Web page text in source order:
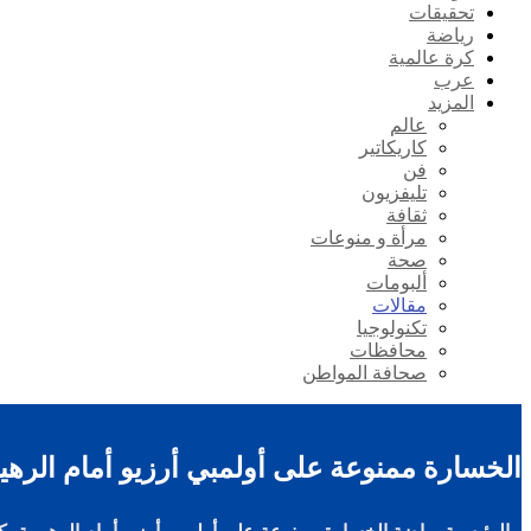
تحقيقات
رياضة
كرة عالمية
عرب
المزيد
عالم
كاريكاتير
فن
تليفزيون
ثقافة
مرأة و منوعات
صحة
ألبومات
مقالات
تكنولوجيا
محافظات
صحافة المواطن
الخسارة ممنوعة على أولمبي أرزيو أمام